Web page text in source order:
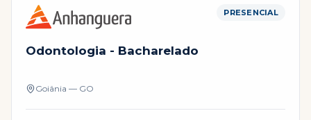
PRESENCIAL
Odontologia - Bacharelado
Goiânia — GO